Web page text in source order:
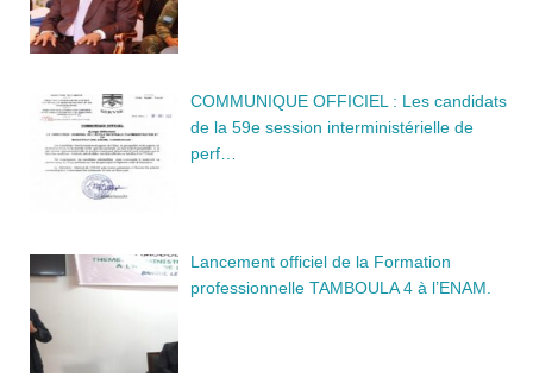
COMMUNIQUE OFFICIEL : Les candidats
de la 59e session interministérielle de
perf…
Lancement officiel de la Formation
professionnelle TAMBOULA 4 à l’ENAM.